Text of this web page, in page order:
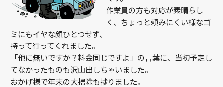
作業員の方も対応が素晴らし
く、ちょっと頼みにくい様なゴ
ミにもイヤな顔ひとつせず、
持って行ってくれました。
「他に無いですか？料金同じですよ」の言葉に、当初予定し
てなかったものも沢山出しちゃいました。
おかげ様で年末の大掃除も捗りました。